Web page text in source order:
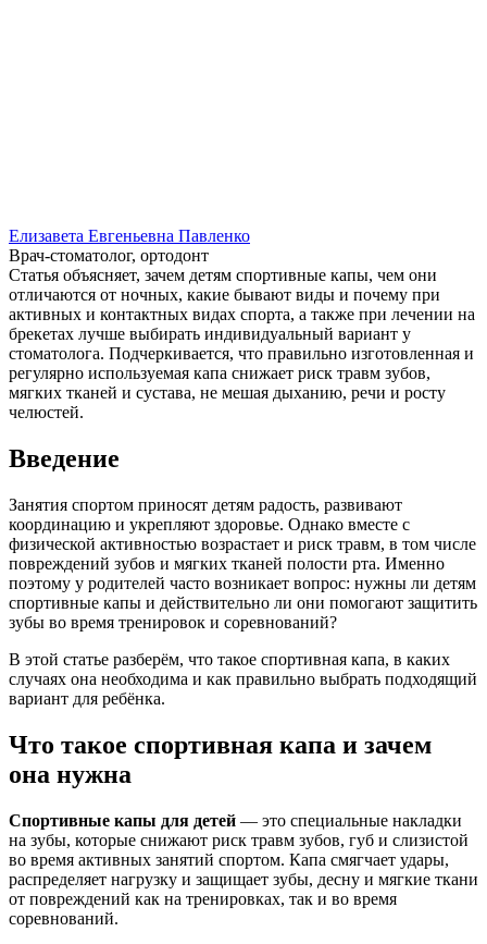
Елизавета Евгеньевна Павленко
Врач-стоматолог, ортодонт
Статья объясняет, зачем детям спортивные капы, чем они
отличаются от ночных, какие бывают виды и почему при
активных и контактных видах спорта, а также при лечении на
брекетах лучше выбирать индивидуальный вариант у
стоматолога. Подчеркивается, что правильно изготовленная и
регулярно используемая капа снижает риск травм зубов,
мягких тканей и сустава, не мешая дыханию, речи и росту
челюстей.
Введение
Занятия спортом приносят детям радость, развивают
координацию и укрепляют здоровье. Однако вместе с
физической активностью возрастает и риск травм, в том числе
повреждений зубов и мягких тканей полости рта. Именно
поэтому у родителей часто возникает вопрос: нужны ли детям
спортивные капы и действительно ли они помогают защитить
зубы во время тренировок и соревнований?
В этой статье разберём, что такое спортивная капа, в каких
случаях она необходима и как правильно выбрать подходящий
вариант для ребёнка.
Что такое спортивная капа и зачем
она нужна
Спортивные капы для детей — это специальные накладки
на зубы, которые снижают риск травм зубов, губ и слизистой
во время активных занятий спортом. Капа смягчает удары,
распределяет нагрузку и защищает зубы, десну и мягкие ткани
от повреждений как на тренировках, так и во время
соревнований.